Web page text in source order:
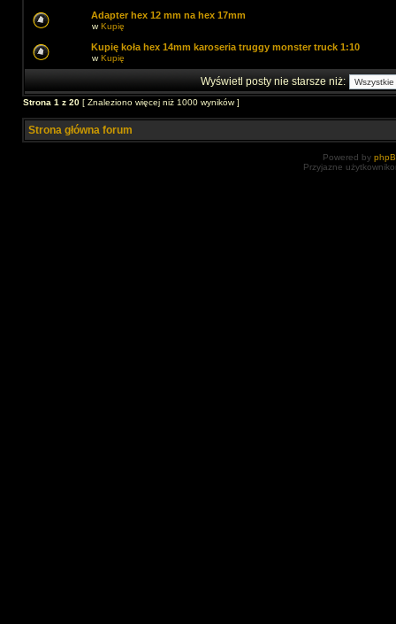
Adapter hex 12 mm na hex 17mm
wKupię
Kupię koła hex 14mm karoseria truggy monster truck 1:10
wKupię
Wyświetl posty nie starsze niż:
Strona 1 z 20 [ Znaleziono więcej niż 1000 wyników ]
Strona główna forum
Powered by
Przyjazne